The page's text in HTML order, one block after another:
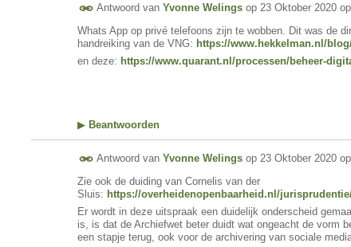
Antwoord van Yvonne Welings op 23 Oktober 2020
Whats App op privé telefoons zijn te wobben. Dit was de
handreiking van de VNG: https://www.hekkelman.nl/
en deze: https://www.quarant.nl/processen/beheer-
▶ Beantwoorden
Antwoord van Yvonne Welings op 23 Oktober 2020
Zie ook de duiding van Cornelis van der
Sluis: https://overheidenopenbaarheid.nl/
Er wordt in deze uitspraak een duidelijk onderscheid
is, is dat de Archiefwet beter duidt wat ongeacht de vorm
een stapje terug, ook voor de archivering van sociale